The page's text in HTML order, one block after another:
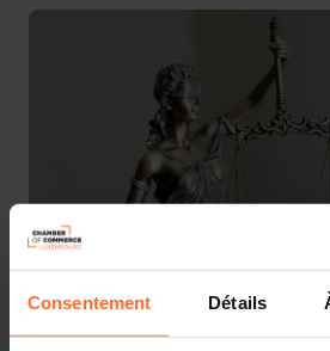
Consentement Détails
La Commission européenne a
temporaire des aides d’Etat en